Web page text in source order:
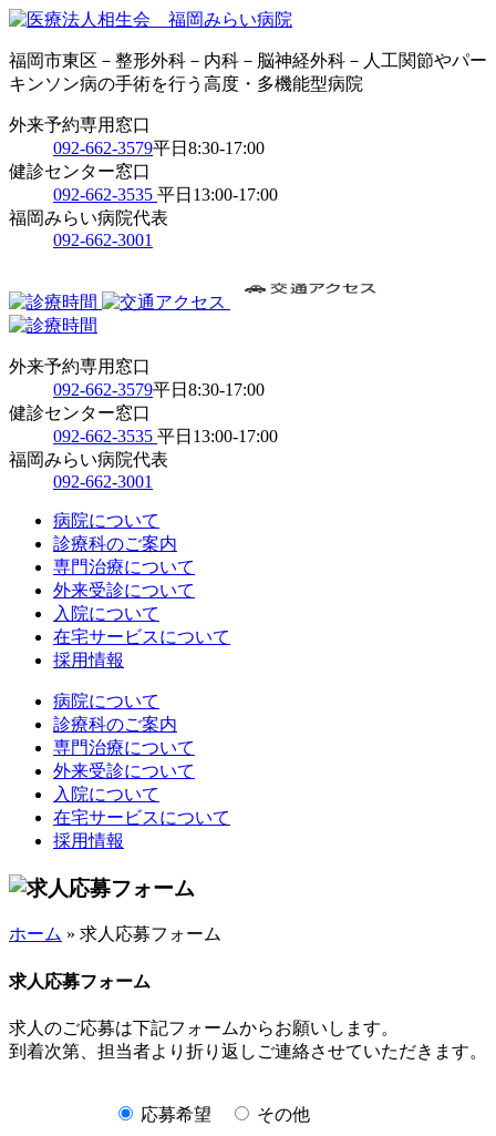
福岡市東区－整形外科－内科－脳神経外科－人工関節やパー
キンソン病の手術を行う高度・多機能型病院
外来予約専用窓口
092-662-3579平日8:30-17:00
健診センター窓口
092-662-3535 平日13:00-17:00
福岡みらい病院代表
092-662-3001
外来予約専用窓口
092-662-3579平日8:30-17:00
健診センター窓口
092-662-3535 平日13:00-17:00
福岡みらい病院代表
092-662-3001
病院について
診療科のご案内
専門治療について
外来受診について
入院について
在宅サービスについて
採用情報
病院について
診療科のご案内
専門治療について
外来受診について
入院について
在宅サービスについて
採用情報
ホーム » 求人応募フォーム
求人応募フォーム
求人のご応募は下記フォームからお願いします。
到着次第、担当者より折り返しご連絡させていただきます。
応募希望 その他